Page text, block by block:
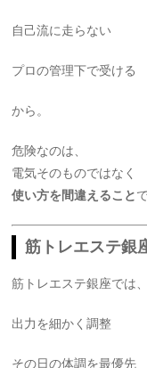
自己流に走らない
プロの管理下で受ける
から。
危険なのは、
電気そのものではなく
使い方を間違えること
筋トレエステ銀
筋トレエステ銀座では、
出力を細かく調整
その日の体調を最優先